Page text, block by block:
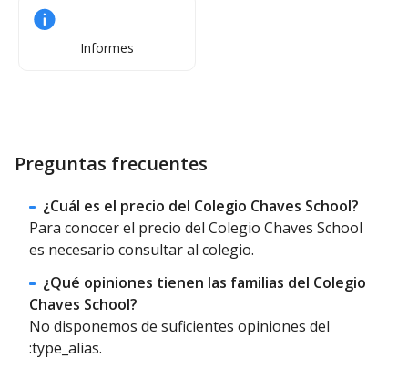
Informes
Preguntas frecuentes
¿Cuál es el precio del Colegio Chaves School?
Para conocer el precio del Colegio Chaves School
es necesario consultar al colegio.
¿Qué opiniones tienen las familias del Colegio
Chaves School?
No disponemos de suficientes opiniones del
:type_alias.